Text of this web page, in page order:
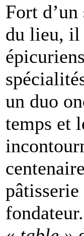
Fort
du lieu, il
un duo
temps et